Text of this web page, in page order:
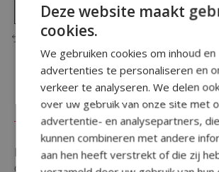
Plaats bestelling
Toevoegen om te vergelijken
Beschrijving Reviews (0)
Ben je op zoek naar een feestelijke
decoratie en versiering ?
Deze website maakt
cookies.
We gebruiken cookies om inhoud en
advertenties te personaliseren en
verkeer te analyseren. We delen
over uw gebruik van onze site met
advertentie- en analysepartners,
kunnen combineren met andere
aan hen heeft verstrekt of die zij